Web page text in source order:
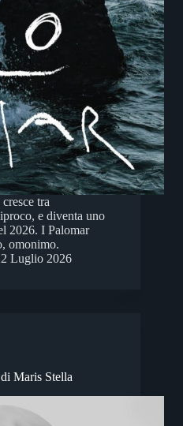
tra
e diventa uno
2026. I Palomar
omonimo.
Luglio 2026
Maris Stella